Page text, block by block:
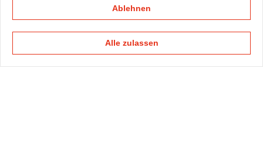
Ablehnen
Alle zulassen